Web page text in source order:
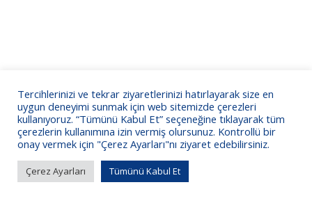
Tercihlerinizi ve tekrar ziyaretlerinizi hatırlayarak size en
uygun deneyimi sunmak için web sitemizde çerezleri
kullanıyoruz. “Tümünü Kabul Et” seçeneğine tıklayarak tüm
çerezlerin kullanımına izin vermiş olursunuz. Kontrollü bir
onay vermek için "Çerez Ayarları"nı ziyaret edebilirsiniz.
Çerez Ayarları Tümünü Kabul Et